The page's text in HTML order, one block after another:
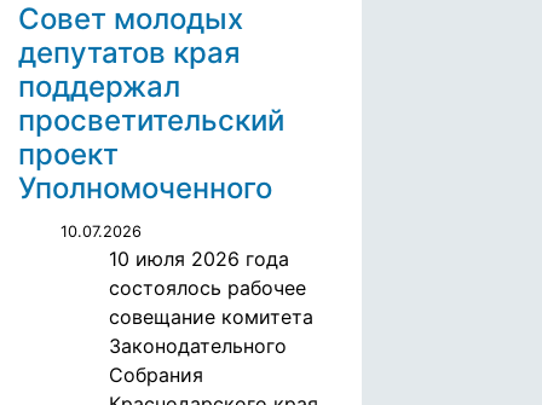
Совет молодых
депутатов края
поддержал
просветительский
проект
Уполномоченного
10.07.2026
10 июля 2026 года
состоялось рабочее
совещание комитета
Законодательного
Собрания